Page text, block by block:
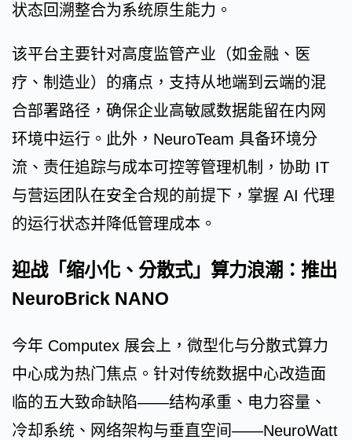
状态回溯整合为系统原生能力。
该平台主要针对高度监管产业（如金融、医
疗、制造业）的痛点，支持从地端到云端的混
合部署路径，确保企业高敏感数据能留在内网
环境中运行。此外，NeuroTeam 具备环境分
流、责任追踪与成本可控等管理机制，协助 IT
与营运团队在安全合规的前提下，掌握 AI 代理
的运行状态并降低管理成本。
迎战「缩小化、分散式」算力浪潮：推出
NeuroBrick NANO
今年 Computex 展会上，微型化与分散式算力
中心成为热门焦点。针对传统数据中心改造面
临的五大致命缺陷——结构承重、电力容量、
冷却系统、网络架构与垂直空间——NeuroWatt